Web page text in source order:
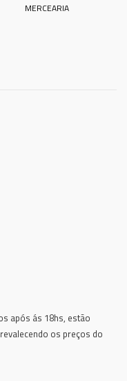
MERCEARIA
após ás 18hs, estão
os preços do